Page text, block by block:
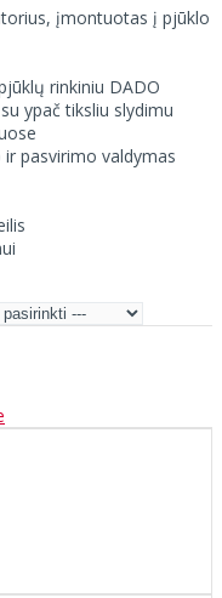
įmontuotas į pjūklo
rinkiniu DADO
ypač tiksliu slydimu
pasvirimo valdymas